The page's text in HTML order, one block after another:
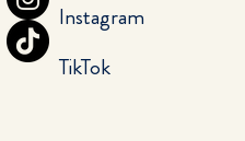
Instagram
TikTok